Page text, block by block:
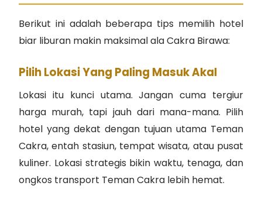
Berikut ini adalah beberapa tips memilih hotel
biar liburan makin maksimal ala Cakra Birawa:
Pilih Lokasi Yang Paling Masuk Akal
Lokasi itu kunci utama. Jangan cuma tergiur
harga murah, tapi jauh dari mana-mana. Pilih
hotel yang dekat dengan tujuan utama Teman
Cakra, entah stasiun, tempat wisata, atau pusat
kuliner. Lokasi strategis bikin waktu, tenaga, dan
ongkos transport Teman Cakra lebih hemat.